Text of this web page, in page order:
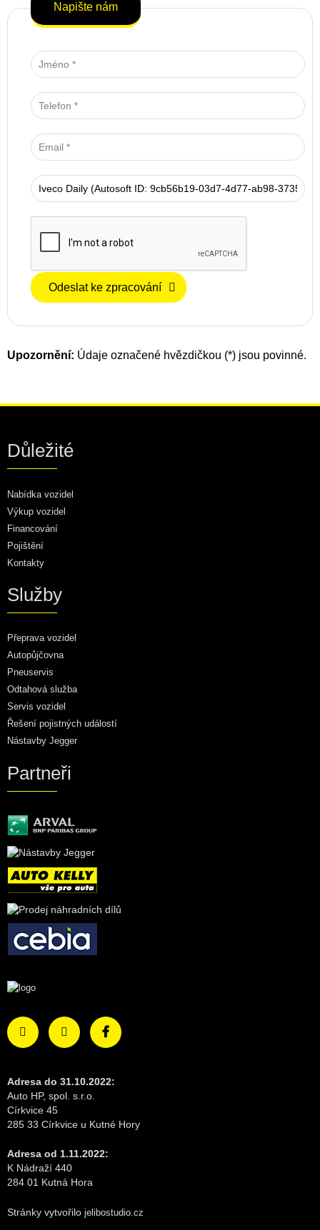
Napište nám
Odeslat ke zpracování
Upozornění: Údaje označené hvězdičkou (*) jsou povinné.
Důležité
Nabídka vozidel
Výkup vozidel
Financování
Pojištění
Kontakty
Služby
Přeprava vozidel
Autopůjčovna
Pneuservis
Odtahová služba
Servis vozidel
Řešení pojistných událostí
Nástavby Jegger
Partneři
Adresa do 31.10.2022:
Auto HP, spol. s.r.o.
Církvice 45
285 33 Církvice u Kutné Hory
Adresa od 1.11.2022:
K Nádraží 440
284 01 Kutná Hora
Stránky vytvořilo jelibostudio.cz